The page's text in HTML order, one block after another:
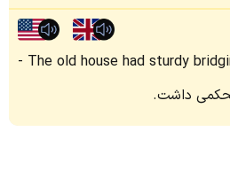
The old house had sturdy
داشت.